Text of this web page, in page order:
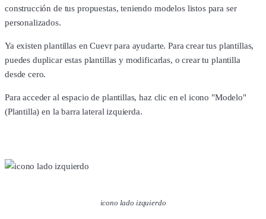
construcción de tus propuestas, teniendo modelos listos para ser
personalizados.
Ya existen plantillas en Cuevr para ayudarte. Para crear tus plantillas,
puedes duplicar estas plantillas y modificarlas, o crear tu plantilla
desde cero.
Para acceder al espacio de plantillas, haz clic en el icono "Modelo"
(Plantilla) en la barra lateral izquierda.
icono lado izquierdo